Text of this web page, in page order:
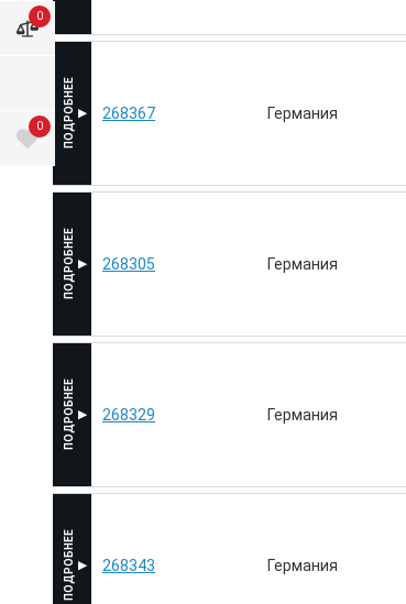
0
0
268367 Германия
268305 Германия
268329 Германия
268343 Германия